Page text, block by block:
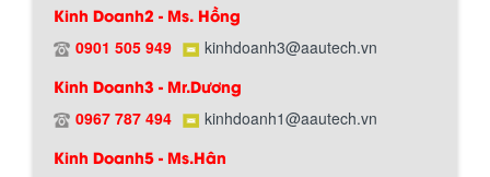
Kinh Doanh2 - Ms. Hồng
0901 505 949 kinhdoanh3@aautech.vn
Kinh Doanh3 - Mr.Dương
0967 787 494 kinhdoanh1@aautech.vn
Kinh Doanh5 - Ms.Hân